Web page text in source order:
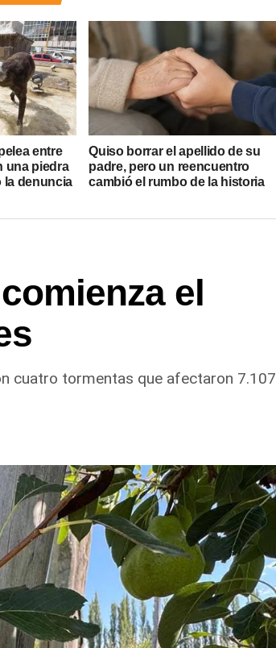
entre
una piedra
la denuncia
Quiso borrar el apellido de su
padre, pero un reencuentro
cambió el rumbo de la historia
el
cuatro tormentas que afectaron 7.107